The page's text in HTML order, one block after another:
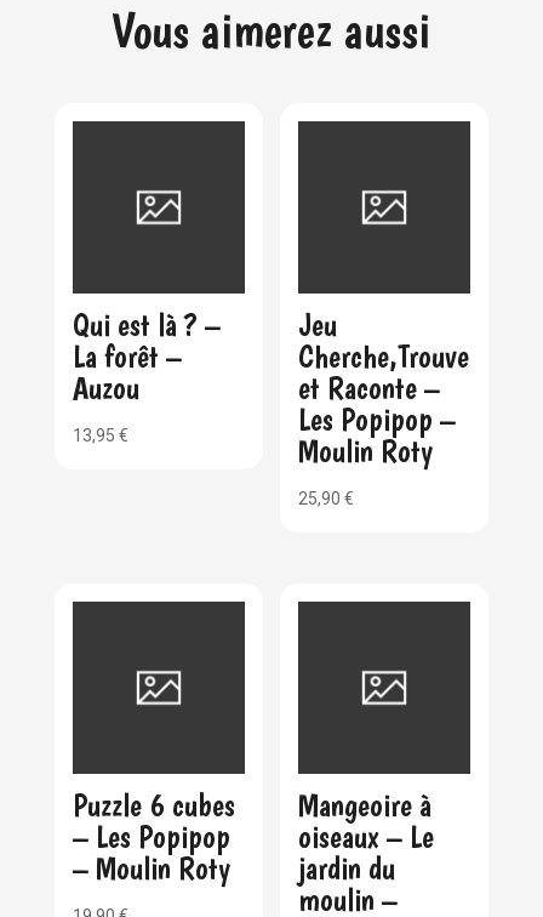
Vous aimerez aussi
Qui est là ? –
La forêt –
Auzou
13,95 €
Jeu
Cherche,Trouve
et Raconte –
Les Popipop –
Moulin Roty
25,90€
Puzzle 6 cubes
– Les Popipop
– Moulin Roty
Mangeoire à
oiseaux – Le
jardin du
moulin –